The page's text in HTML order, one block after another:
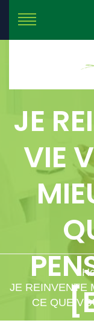
JE
VIE
JE REINVENTE
CE QUE